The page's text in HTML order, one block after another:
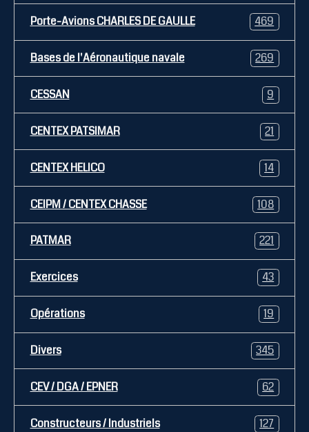
Porte-Avions CHARLES DE GAULLE 469
Bases de l'Aéronautique navale 269
CESSAN 9
CENTEX PATSIMAR 21
CENTEX HELICO 14
CEIPM / CENTEX CHASSE 108
PATMAR 221
Exercices 43
Opérations 19
Divers 345
CEV / DGA / EPNER 62
Constructeurs / Industriels 127